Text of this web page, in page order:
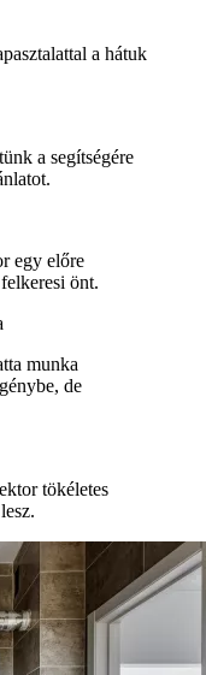
a hátuk
a segítségére
egy előre
önt.
munka
de
tökéletes